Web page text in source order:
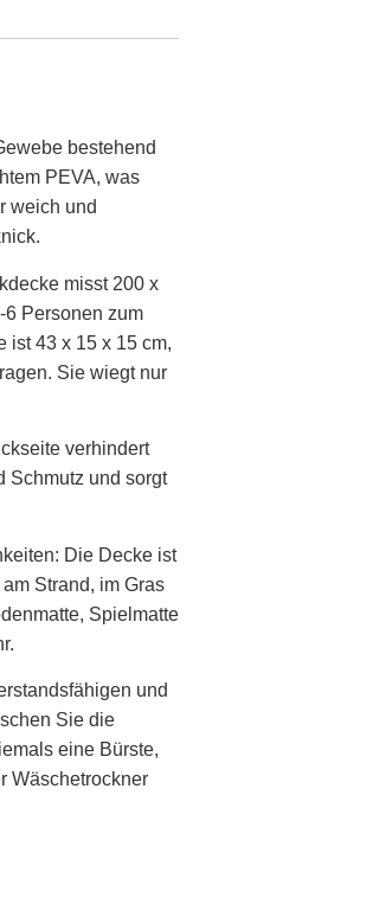
bestehend
PEVA, was
weich und
misst 200 x
6 Personen zum
ist 43 x 15 x 15 cm,
Sie wiegt nur
verhindert
Schmutz und sorgt
Die Decke ist
Strand, im Gras
Spielmatte
und
Sie die
eine Bürste,
Wäschetrockner